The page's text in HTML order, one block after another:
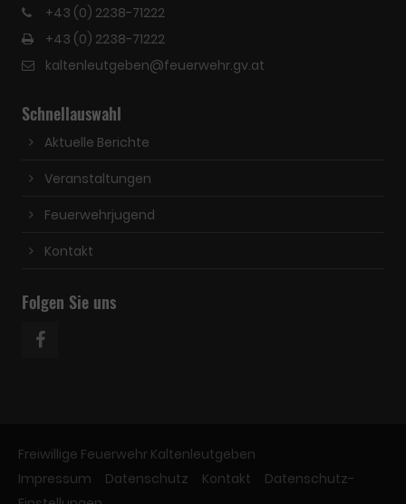
+43 (0) 2238-71222
+43 (0) 2238-71222
kaltenleutgeben@feuerwehr.gv.at
Schnellauswahl
Aktuelle Berichte
Veranstaltungen
Feuerwehrjugend
Kontakt
Folgen Sie uns
Freiwillige Feuerwehr Kaltenleutgeben
Impressum
Datenschutz Kontakt
Datenschutz-